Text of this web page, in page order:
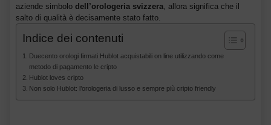
aziende simbolo dell’orologeria svizzera, allora significa che il
salto di qualità è decisamente stato fatto.
Indice dei contenuti
Duecento orologi firmati Hublot acquistabili on line utilizzando come
metodo di pagamento le cripto
Hublot loves cripto
Non solo Hublot: l’orologeria di lusso e sempre più cripto friendly